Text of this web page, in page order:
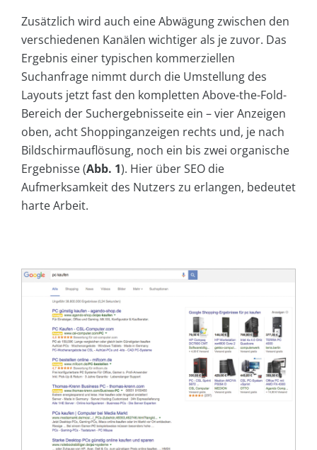
Zusätzlich wird auch eine Abwägung zwischen den
verschiedenen Kanälen wichtiger als je zuvor. Das
Ergebnis einer typischen kommerziellen
Suchanfrage nimmt durch die Umstellung des
Layouts jetzt fast den kompletten Above-the-Fold-
Bereich der Suchergebnisseite ein – vier Anzeigen
oben, acht Shoppinganzeigen rechts und, je nach
Bildschirmauflösung, noch ein bis zwei organische
Ergebnisse (Abb. 1). Hier über SEO die
Aufmerksamkeit des Nutzers zu erlangen, bedeutet
harte Arbeit.